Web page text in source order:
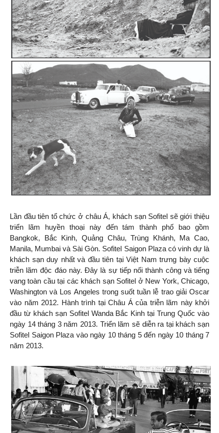
Lần đầu tiên tổ chức ở châu Á, khách sạn Sofitel sẽ giới thiệu
triển lãm huyền thoại này đến tám thành phố bao gồm
Bangkok, Bắc Kinh, Quảng Châu, Trùng Khánh, Ma Cao,
Manila, Mumbai và Sài Gòn. Sofitel Saigon Plaza có vinh dự là
khách sạn duy nhất và đầu tiên tại Việt Nam trưng bày cuộc
triễn lãm độc đáo này. Đây là sự tiếp nối thành công và tiếng
vang toàn cầu tại các khách sạn Sofitel ở New York, Chicago,
Washington và Los Angeles trong suốt tuần lễ trao giải Oscar
vào năm 2012. Hành trình tại Châu Á của triễn lãm này khởi
đầu từ khách sạn Sofitel Wanda Bắc Kinh tại Trung Quốc vào
ngày 14 tháng 3 năm 2013. Triển lãm sẽ diễn ra tại khách sạn
Sofitel Saigon Plaza vào ngày 10 tháng 5 đến ngày 10 tháng 7
năm 2013.